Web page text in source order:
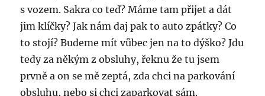
s vozem. Sakra co teď? Máme tam přijet a dát
jim klíčky? Jak nám daj pak to auto zpátky? Co
to stojí? Budeme mít vůbec jen na to dýško? Jdu
tedy za někým z obsluhy, řeknu že tu jsem
prvně a on se mě zeptá, zda chci na parkování
obsluhu, nebo si chci zaparkovat sám.